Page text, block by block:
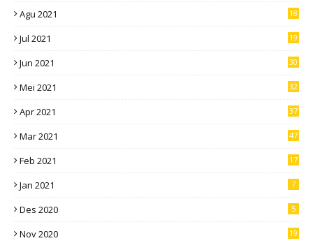
Agu 2021 18
Jul 2021 19
Jun 2021 30
Mei 2021 32
Apr 2021 37
Mar 2021 47
Feb 2021 17
Jan 2021 7
Des 2020 5
Nov 2020 19